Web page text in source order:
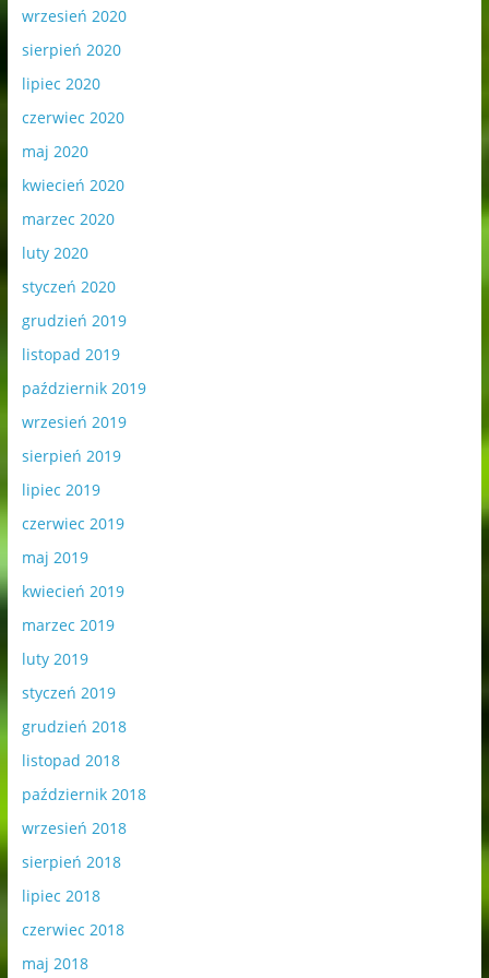
wrzesień 2020
sierpień 2020
lipiec 2020
czerwiec 2020
maj 2020
kwiecień 2020
marzec 2020
luty 2020
styczeń 2020
grudzień 2019
listopad 2019
październik 2019
wrzesień 2019
sierpień 2019
lipiec 2019
czerwiec 2019
maj 2019
kwiecień 2019
marzec 2019
luty 2019
styczeń 2019
grudzień 2018
listopad 2018
październik 2018
wrzesień 2018
sierpień 2018
lipiec 2018
czerwiec 2018
maj 2018